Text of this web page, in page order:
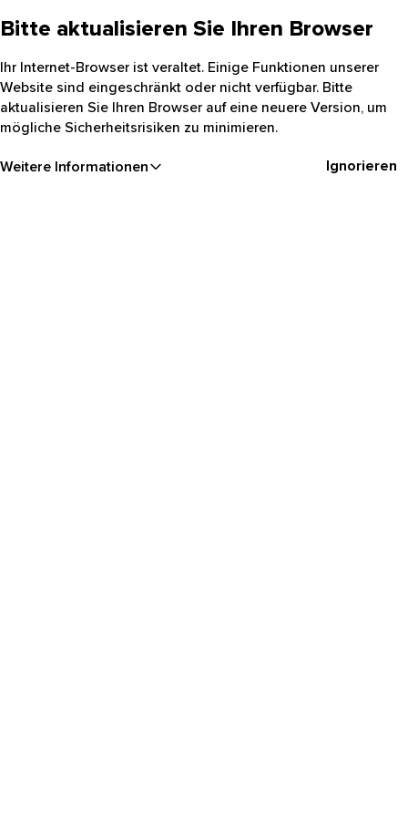
Bitte aktualisieren Sie Ihren Browser
Ihr Internet-Browser ist veraltet. Einige Funktionen unserer
Website sind eingeschränkt oder nicht verfügbar. Bitte
aktualisieren Sie Ihren Browser auf eine neuere Version, um
mögliche Sicherheitsrisiken zu minimieren.
Weitere Informationen Ignorieren